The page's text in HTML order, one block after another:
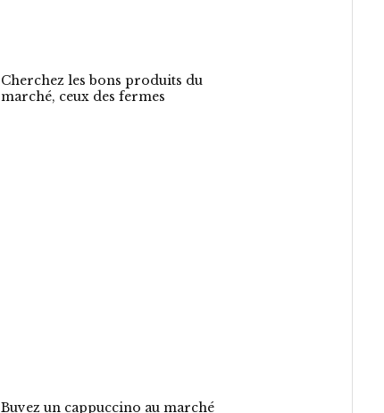
Cherchez les bons produits du
marché, ceux des fermes
Buvez un cappuccino au marché